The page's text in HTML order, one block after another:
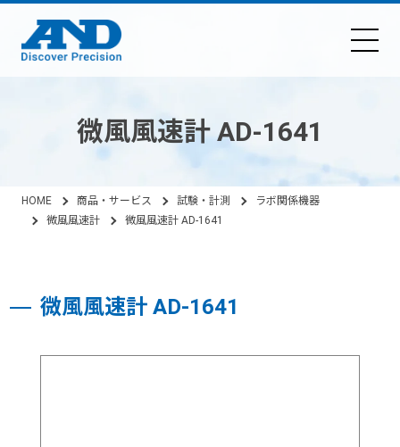
微風風速計 AD-1641
HOME 商品・サービス 試験・計測
ラボ関係機器
微風風速計
微風風速計 AD-1641
微風風速計 AD-1641